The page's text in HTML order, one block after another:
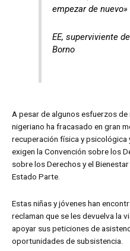
empezar de nuevo»
EE, superviviente
Borno
A pesar de algunos esfuerzos
nigeriano ha fracasado en gran
recuperación física y psicológica
exigen la Convención sobre los
sobre los Derechos y el
Estado Parte.
Estas niñas y jóvenes han
reclaman que se les devuelva la
apoyar sus peticiones de
oportunidades de subsistencia.